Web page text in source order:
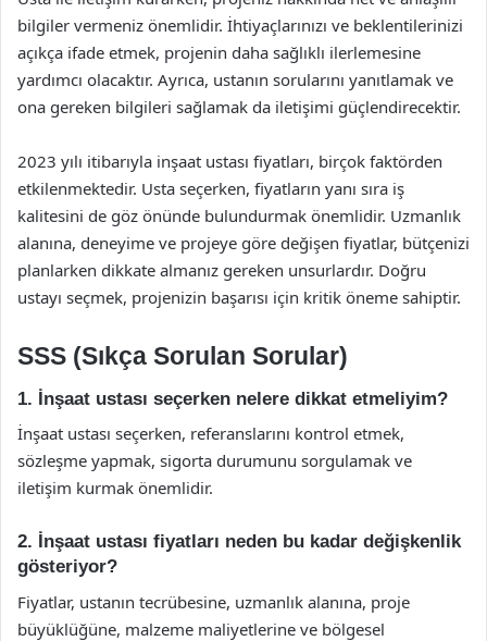
bilgiler vermeniz önemlidir. İhtiyaçlarınızı ve beklentilerinizi
açıkça ifade etmek, projenin daha sağlıklı ilerlemesine
yardımcı olacaktır. Ayrıca, ustanın sorularını yanıtlamak ve
ona gereken bilgileri sağlamak da iletişimi güçlendirecektir.
2023 yılı itibarıyla inşaat ustası fiyatları, birçok faktörden
etkilenmektedir. Usta seçerken, fiyatların yanı sıra iş
kalitesini de göz önünde bulundurmak önemlidir. Uzmanlık
alanına, deneyime ve projeye göre değişen fiyatlar, bütçenizi
planlarken dikkate almanız gereken unsurlardır. Doğru
ustayı seçmek, projenizin başarısı için kritik öneme sahiptir.
SSS (Sıkça Sorulan Sorular)
1. İnşaat ustası seçerken nelere dikkat etmeliyim?
İnşaat ustası seçerken, referanslarını kontrol etmek,
sözleşme yapmak, sigorta durumunu sorgulamak ve
iletişim kurmak önemlidir.
2. İnşaat ustası fiyatları neden bu kadar değişkenlik
gösteriyor?
Fiyatlar, ustanın tecrübesine, uzmanlık alanına, proje
büyüklüğüne, malzeme maliyetlerine ve bölgesel